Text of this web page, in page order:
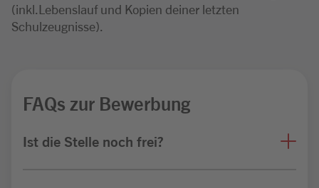
(inkl.Lebenslauf und Kopien deiner letzten
Schulzeugnisse).
FAQs zur Bewerbung
Ist die Stelle noch frei?